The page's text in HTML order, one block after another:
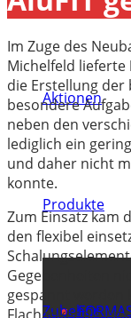
Aktionen
Produkte
Zubehör
Im Zuge des
Michelfeld lieferte
die Erstellung der
besondere
neben den
lediglich ein
und daher nicht
konnte.
Zum Einsatz kam
den flexibel
Gegebenheiten
gespannt werden